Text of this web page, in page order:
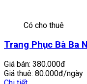
Có cho thuê
Trang Phục Bà Ba
Giá bán: 380.000đ
Giá thuê: 80.000đ/ngày